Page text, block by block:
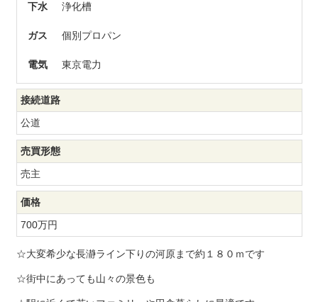
下水 浄化槽
ガス 個別プロパン
電気 東京電力
接続道路
公道
売買形態
売主
価格
700万円
☆大変希少な長瀞ライン下りの河原まで約１８０ｍです
☆街中にあっても山々の景色も